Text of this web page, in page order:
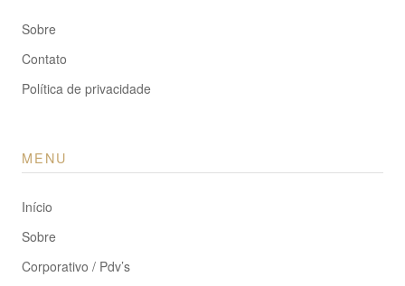
Sobre
Contato
Política de privacidade
MENU
Início
Sobre
Corporativo / Pdv’s